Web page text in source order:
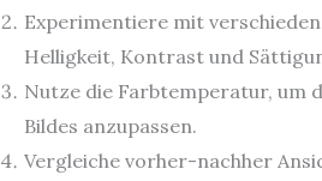
Experimentiere mit
Helligkeit, Kontrast und
Nutze die Farbtemperatur, um
Bildes anzupassen.
Vergleiche vorher-nachher